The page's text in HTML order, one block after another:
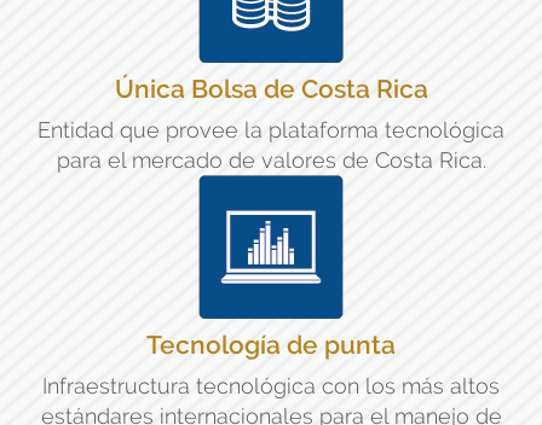
Única Bolsa de Costa Rica
Entidad que provee la plataforma tecnológica
para el mercado de valores de Costa Rica.
Tecnología de punta
Infraestructura tecnológica con los más altos
estándares internacionales para el manejo de